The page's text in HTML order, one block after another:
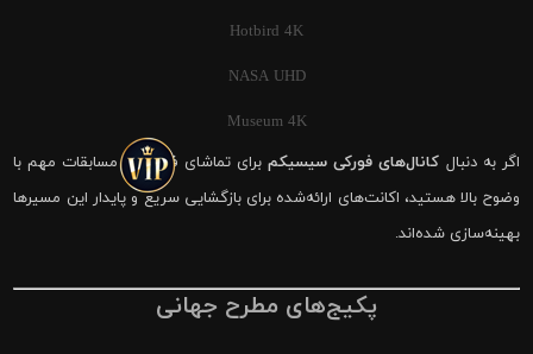
Hotbird 4K
NASA UHD
Museum 4K
اگر به دنبال کانال‌های فورکی سیسیکمبرای تماشای فوتبال و مسابقات مهم با
وضوح بالا هستید، اکانت‌های ارائه‌شده برای بازگشایی سریع و پایدار این مسیرها
بهینه‌سازی شده‌اند.
پکیج‌های مطرح جهانی